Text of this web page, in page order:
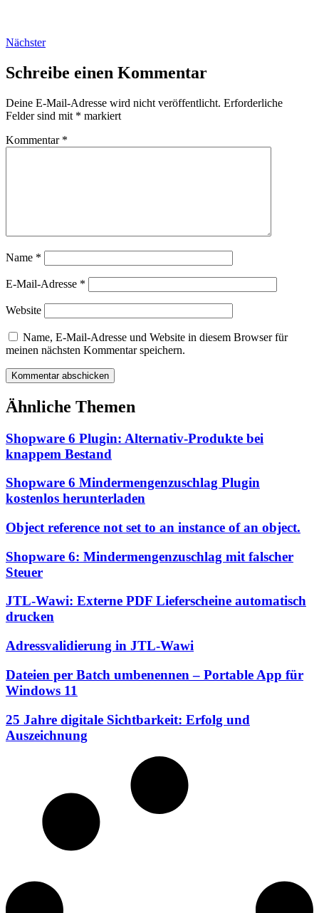
Nächster
Schreibe einen Kommentar
Deine E-Mail-Adresse wird nicht veröffentlicht. Erforderliche
Felder sind mit * markiert
Kommentar *
Name *
E-Mail-Adresse *
Website
Name, E-Mail-Adresse und Website in diesem Browser für
meinen nächsten Kommentar speichern.
Ähnliche Themen
Shopware 6 Plugin: Alternativ-Produkte bei
knappem Bestand
Shopware 6 Mindermengenzuschlag Plugin
kostenlos herunterladen
Object reference not set to an instance of an object.
Shopware 6: Mindermengenzuschlag mit falscher
Steuer
JTL-Wawi: Externe PDF Lieferscheine automatisch
drucken
Adressvalidierung in JTL-Wawi
Dateien per Batch umbenennen – Portable App für
Windows 11
25 Jahre digitale Sichtbarkeit: Erfolg und
Auszeichnung